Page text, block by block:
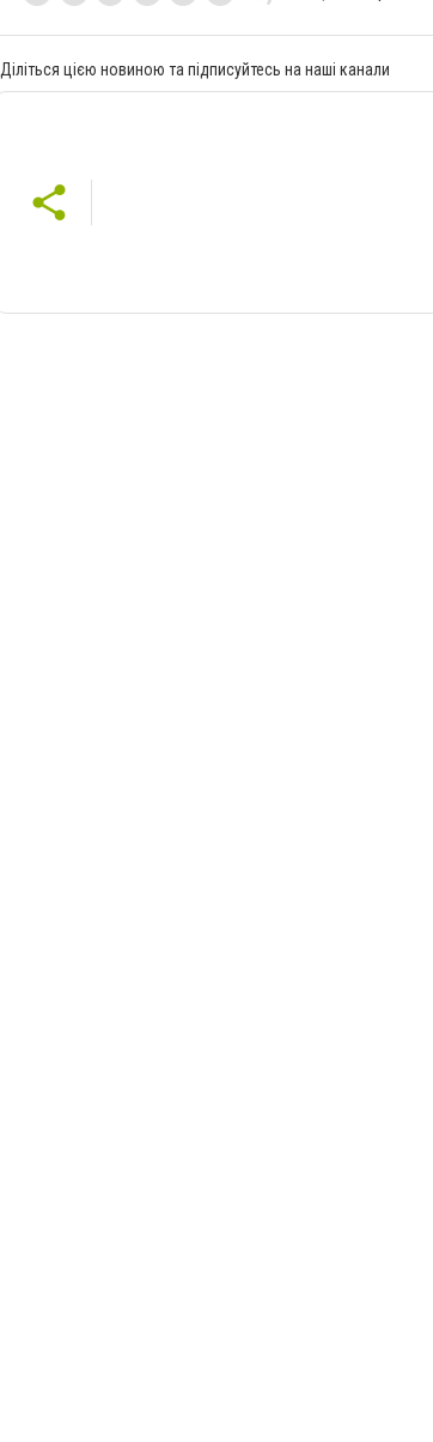
Діліться цією новиною та підписуйтесь на наші канали